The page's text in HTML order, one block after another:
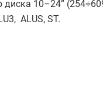
10–24”
ALUS, ST.